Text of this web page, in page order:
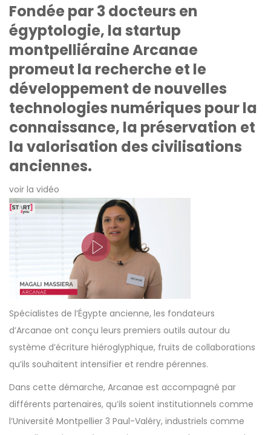
Fondée par 3 docteurs en
égyptologie, la startup
montpelliéraine Arcanae
promeut la recherche et le
développement de nouvelles
technologies numériques pour la
connaissance, la préservation et
la valorisation des civilisations
anciennes.
voir la vidéo
Spécialistes de l’Égypte ancienne, les fondateurs
d’Arcanae ont conçu leurs premiers outils autour du
système d’écriture hiéroglyphique, fruits de collaborations
qu’ils souhaitent intensifier et rendre pérennes.
Dans cette démarche, Arcanae est accompagné par
différents partenaires, qu’ils soient institutionnels comme
l’Université Montpellier 3 Paul-Valéry, industriels comme